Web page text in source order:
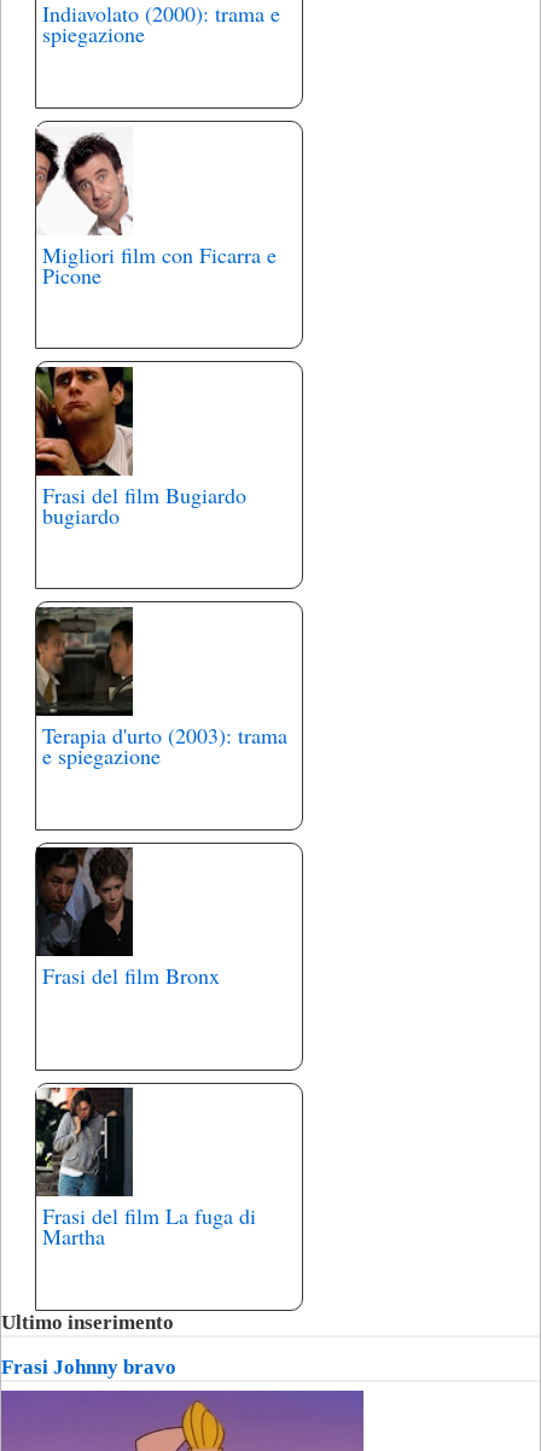
Indiavolato (2000): trama e
spiegazione
Migliori film con Ficarra e
Picone
Frasi del film Bugiardo
bugiardo
Terapia d'urto (2003): trama
e spiegazione
Frasi del film Bronx
Frasi del film La fuga di
Martha
Ultimo inserimento
Frasi Johnny bravo